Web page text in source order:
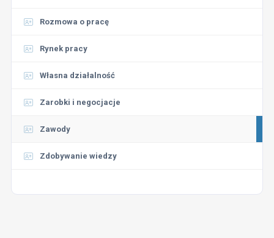
Rozmowa o pracę
Rynek pracy
Własna działalność
Zarobki i negocjacje
Zawody
Zdobywanie wiedzy